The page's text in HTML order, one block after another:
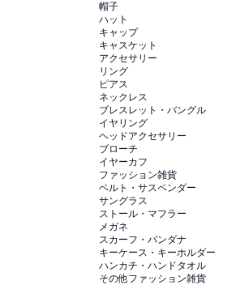
帽子
ハット
キャップ
キャスケット
アクセサリー
リング
ピアス
ネックレス
ブレスレット・バングル
イヤリング
ヘッドアクセサリー
ブローチ
イヤーカフ
ファッション雑貨
ベルト・サスペンダー
サングラス
ストール・マフラー
メガネ
スカーフ・バンダナ
キーケース・キーホルダー
ハンカチ・ハンドタオル
その他ファッション雑貨